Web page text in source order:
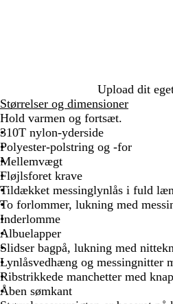
b
l
å
Upload dit
Størrelser og dimensioner
Hold varmen og fortsæt.
310T nylon-yderside
Polyester-polstring og -for
Mellemvægt
Fløjlsforet krave
Tildækket messinglynlås i fuld
To forlommer, lukning med
Inderlomme
Albuelapper
Slidser bagpå, lukning med
Lynlåsvedhæng og messingnitter
Ribstrikkede manchetter med
Åben sømkant